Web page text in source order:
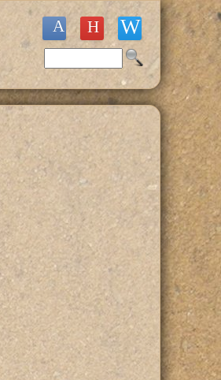
Formulario de búsqueda